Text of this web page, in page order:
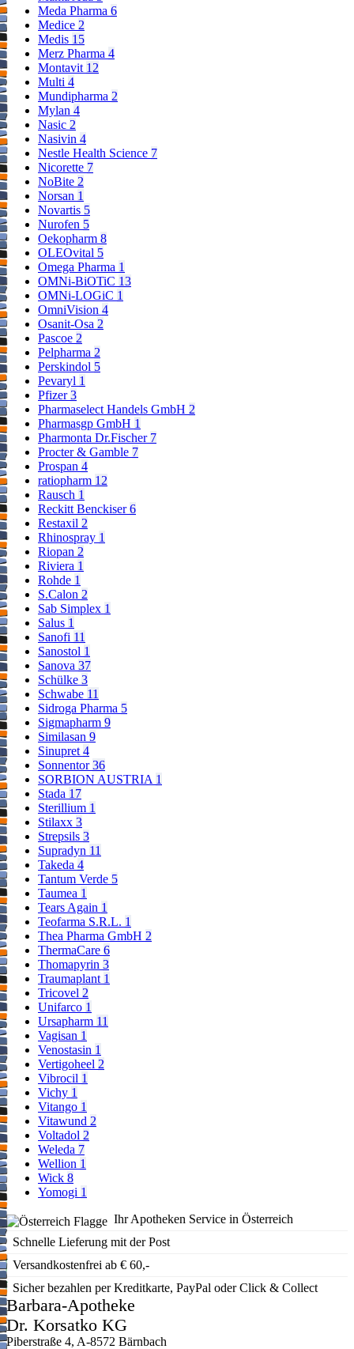
Meda Pharma 6
Medice 2
Medis 15
Merz Pharma 4
Montavit 12
Multi 4
Mundipharma 2
Mylan 4
Nasic 2
Nasivin 4
Nestle Health Science 7
Nicorette 7
NoBite 2
Norsan 1
Novartis 5
Nurofen 5
Oekopharm 8
OLEOvital 5
Omega Pharma 1
OMNi-BiOTiC 13
OMNi-LOGiC 1
OmniVision 4
Osanit-Osa 2
Pascoe 2
Pelpharma 2
Perskindol 5
Pevaryl 1
Pfizer3
Pharmaselect Handels GmbH 2
Pharmasgp GmbH 1
Pharmonta Dr.Fischer 7
Procter & Gamble 7
Prospan 4
ratiopharm 12
Rausch 1
Reckitt Benckiser6
Restaxil 2
Rhinospray 1
Riopan 2
Riviera 1
Rohde 1
S.Calon 2
Sab Simplex 1
Salus 1
Sanofi 11
Sanostol 1
Sanova 37
Schülke 3
Schwabe 11
Sidroga Pharma 5
Sigmapharm 9
Similasan 9
Sinupret 4
Sonnentor36
SORBION AUSTRIA 1
Stada 17
Sterillium 1
Stilaxx 3
Strepsils 3
Supradyn 11
Takeda 4
Tantum Verde 5
Taumea 1
Tears Again 1
Teofarma S.R.L. 1
Thea Pharma GmbH 2
ThermaCare 6
Thomapyrin 3
Traumaplant 1
Tricovel 2
Unifarco 1
Ursapharm 11
Vagisan 1
Venostasin 1
Vertigoheel 2
Vibrocil 1
Vichy 1
Vitango 1
Vitawund 2
Voltadol 2
Weleda 7
Wellion 1
Wick 8
Yomogi 1
Ihr Apotheken Service in Österreich
Schnelle Lieferung mit der Post
Versandkostenfrei ab € 60,-
Sicher bezahlen per Kreditkarte, PayPal oder Click & Collect
Barbara-Apotheke
Dr. Korsatko KG
Piberstraße 4, A-8572 Bärnbach